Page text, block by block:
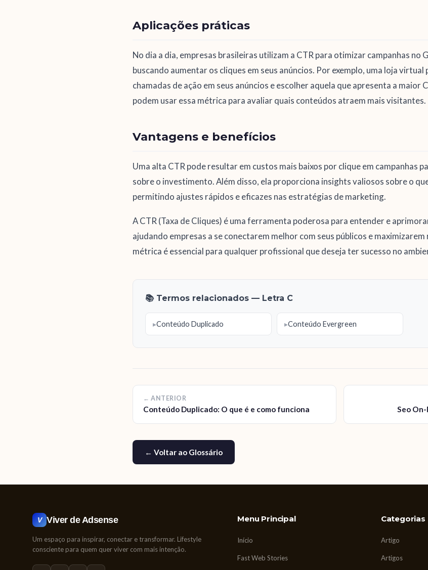
Aplicações práticas
No dia a dia, empresas brasileiras utilizam a CTR para otimizar campanhas no
buscando aumentar os cliques em seus anúncios. Por exemplo, uma loja
chamadas de ação em seus anúncios e escolher aquela que apresenta a maior
podem usar essa métrica para avaliar quais conteúdos atraem mais visitantes.
Vantagens e benefícios
Uma alta CTR pode resultar em custos mais baixos por clique em campanhas
sobre o investimento. Além disso, ela proporciona insights valiosos sobre o
permitindo ajustes rápidos e eficazes nas estratégias de marketing.
A CTR (Taxa de Cliques) é uma ferramenta poderosa para entender e
ajudando empresas a se conectarem melhor com seus públicos e
métrica é essencial para qualquer profissional que deseja ter sucesso no
📚 Termos relacionados — Letra C
Conteúdo Duplicado Conteúdo Evergreen
← ANTERIOR
Conteúdo Duplicado: O que é e como funciona Seo
← Voltar ao Glossário
V Viver de Adsense
Um espaço para inspirar, conectar e transformar. Lifestyle
consciente para quem quer viver com mais intenção.
Menu Principal
Início
Fast Web Stories
Categorias
Artigo
Artigos